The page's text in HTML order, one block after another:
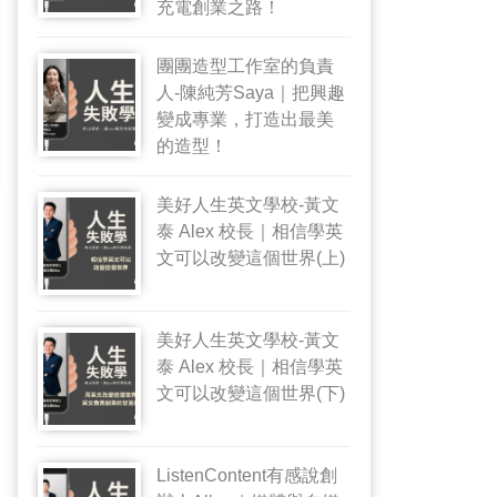
充電創業之路！
團團造型工作室的負責
人-陳純芳Saya｜把興趣
變成專業，打造出最美
的造型！
美好人生英文學校-黃文
泰 Alex 校長｜相信學英
文可以改變這個世界(上)
美好人生英文學校-黃文
泰 Alex 校長｜相信學英
文可以改變這個世界(下)
ListenContent有感說創